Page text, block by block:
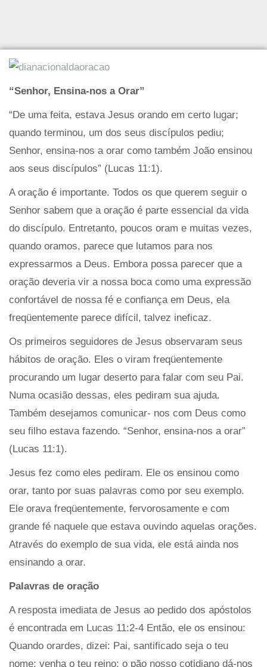
“Senhor, Ensina-nos a Orar”
“De uma feita, estava Jesus orando em certo lugar;
quando terminou, um dos seus discípulos pediu;
Senhor, ensina-nos a orar como também João ensinou
aos seus discípulos” (Lucas 11:1).
A oração é importante. Todos os que querem seguir o
Senhor sabem que a oração é parte essencial da vida
do discípulo. Entretanto, poucos oram e muitas vezes,
quando oramos, parece que lutamos para nos
expressarmos a Deus. Embora possa parecer que a
oração deveria vir a nossa boca como uma expressão
confortável de nossa fé e confiança em Deus, ela
freqüentemente parece difícil, talvez ineficaz.
Os primeiros seguidores de Jesus observaram seus
hábitos de oração. Eles o viram freqüentemente
procurando um lugar deserto para falar com seu Pai.
Numa ocasião dessas, eles pediram sua ajuda.
Também desejamos comunicar- nos com Deus como
seu filho estava fazendo. “Senhor, ensina-nos a orar”
(Lucas 11:1).
Jesus fez como eles pediram. Ele os ensinou como
orar, tanto por suas palavras como por seu exemplo.
Ele orava freqüentemente, fervorosamente e com
grande fé naquele que estava ouvindo aquelas orações.
Através do exemplo de sua vida, ele está ainda nos
ensinando a orar.
Palavras de oração
A resposta imediata de Jesus ao pedido dos apóstolos
é encontrada em Lucas 11:2-4 Então, ele os ensinou:
Quando orardes, dizei: Pai, santificado seja o teu
nome; venha o teu reino; o pão nosso cotidiano dá-nos